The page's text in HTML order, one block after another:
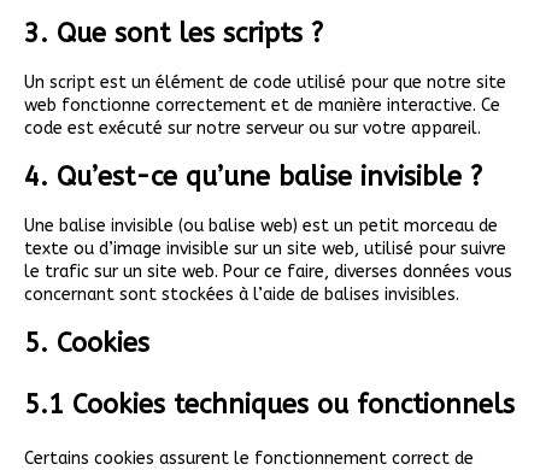
3. Que sont les scripts ?
Un script est un élément de code utilisé pour que notre site
web fonctionne correctement et de manière interactive. Ce
code est exécuté sur notre serveur ou sur votre appareil.
4. Qu’est-ce qu’une balise invisible ?
Une balise invisible (ou balise web) est un petit morceau de
texte ou d’image invisible sur un site web, utilisé pour suivre
le trafic sur un site web. Pour ce faire, diverses données vous
concernant sont stockées à l’aide de balises invisibles.
5. Cookies
5.1 Cookies techniques ou fonctionnels
Certains cookies assurent le fonctionnement correct de